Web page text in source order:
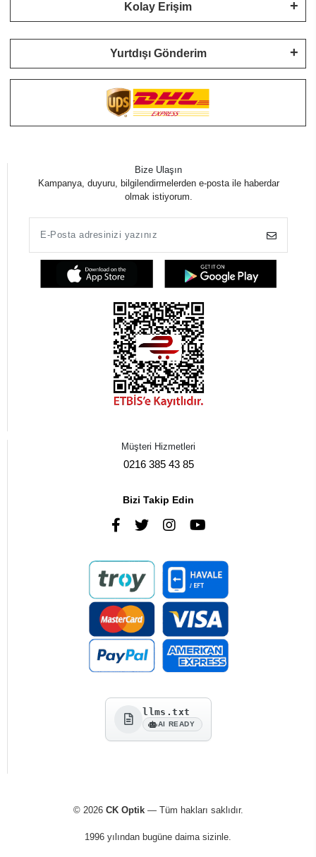
Kolay Erişim
Yurtdışı Gönderim
Bize Ulaşın
Kampanya, duyuru, bilgilendirmelerden e-posta ile haberdar
olmak istiyorum.
Müşteri Hizmetleri
0216 385 43 85
Bizi Takip Edin
llms.txt
AI READY
© 2026 CK Optik— Tüm hakları saklıdır.
1996 yılından bugüne daima sizinle.